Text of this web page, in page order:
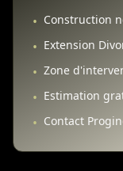
• Construction
• Extension
• Zone
• Estimation
• Contact